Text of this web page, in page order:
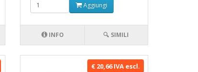
Aggiungi
INFO 🔍 SIMILI
€ 20,66 IVA escl.